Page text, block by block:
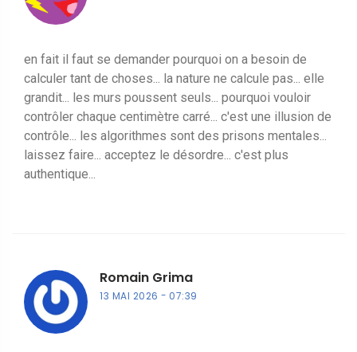
en fait il faut se demander pourquoi on a besoin de
calculer tant de choses... la nature ne calcule pas... elle
grandit... les murs poussent seuls... pourquoi vouloir
contrôler chaque centimètre carré... c'est une illusion de
contrôle... les algorithmes sont des prisons mentales...
laissez faire... acceptez le désordre... c'est plus
authentique...
Romain Grima
13 MAI 2026 07:39